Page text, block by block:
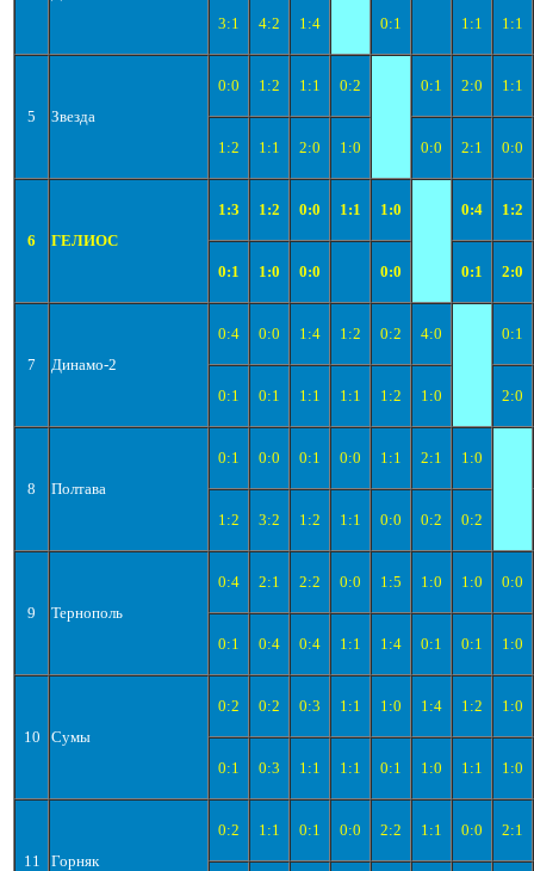
3:1
4:2 1:4 0:1 1:1 1:1
5 Звезда
0:0 1:2 1:1 0:2 0:1 2:0 1:1
1:2 1:1 2:0 1:0 0:0 2:1 0:0
6 ГЕЛИОС
1:3 1:2 0:0 1:1 1:0 0:4 1:2
0:1 1:0 0:0 0:0 0:1 2:0
7 Динамо-2
0:4 0:0 1:4 1:2 0:2 4:0 0:1
0:1 0:1 1:1 1:1 1:2 1:0 2:0
8 Полтава
0:1 0:0 0:1 0:0 1:1 2:1 1:0
1:2 3:2 1:2 1:1 0:0 0:2 0:2
9 Тернополь
0:4 2:1 2:2 0:0 1:5 1:0 1:0 0:0
0:1 0:4 0:4 1:1 1:4 0:1 0:1 1:0
10 Сумы
0:2 0:2 0:3 1:1 1:0 1:4 1:2 1:0
0:1 0:3 1:1 1:1 0:1 1:0 1:1 1:0
11 Горняк
0:2 1:1 0:1 0:0 2:2 1:1 0:0 2:1